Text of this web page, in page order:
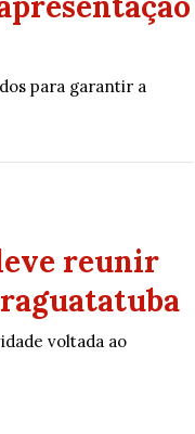
para garantir a
reunir
voltada ao